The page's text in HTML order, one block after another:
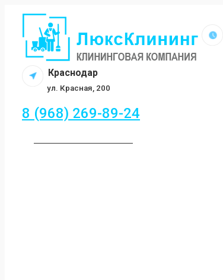
Перейти
содержанию
Краснодар
ул. Красная, 200
8 (968) 269-89-24